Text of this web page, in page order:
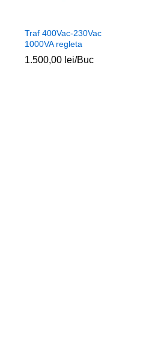
Traf 400Vac-230Vac
1000VA regleta
1.500,00 lei/Buc
1.500,00 lei